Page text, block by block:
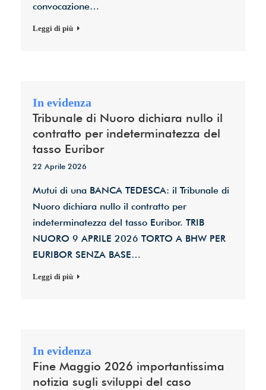
convocazione…
Leggi di più
Tribunale di Nuoro dichiara nullo il
contratto per indeterminatezza del
tasso Euribor
22 Aprile 2026
Mutui di una BANCA TEDESCA: il Tribunale di
Nuoro dichiara nullo il contratto per
indeterminatezza del tasso Euribor. TRIB
NUORO 9 APRILE 2026 TORTO A BHW PER
EURIBOR SENZA BASE…
Leggi di più
Fine Maggio 2026 importantissima
notizia sugli sviluppi del caso